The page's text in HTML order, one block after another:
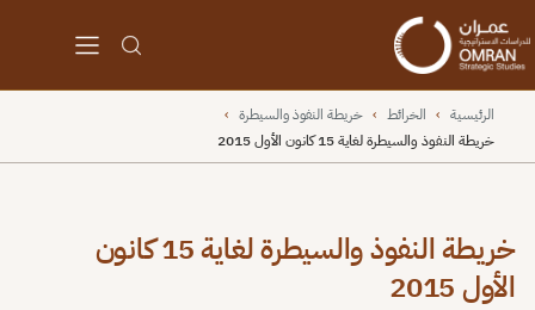
الرئيسية › الخرائط › خريطة النفوذ والسيطرة ›
خريطة النفوذ والسيطرة لغاية 15 كانون الأول 2015
خريطة النفوذ والسيطرة لغاية 15 كانون
الأول 2015